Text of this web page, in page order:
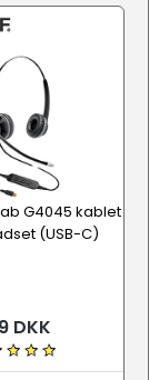
G4045 kablet
(USB-C)
DKK